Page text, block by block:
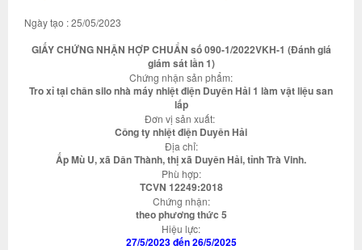
Ngày tạo : 25/05/2023
GIẤY CHỨNG NHẬN HỢP CHUẨN số 090-1/2022VKH-1 (Đánh giá
giám sát lần 1)
Chứng nhận sản phẩm:
Tro xỉ tại chân silo nhà máy nhiệt điện Duyên Hải 1 làm vật liệu san
lấp
Đơn vị sản xuất:
Công ty nhiệt điện Duyên Hải
Địa chỉ:
Ấp Mù U, xã Dân Thành, thị xã Duyên Hải, tỉnh Trà Vinh.
Phù hợp:
TCVN 12249:2018
Chứng nhận:
theo phương thức 5
Hiệu lực:
27/5/2023 đến 26/5/2025